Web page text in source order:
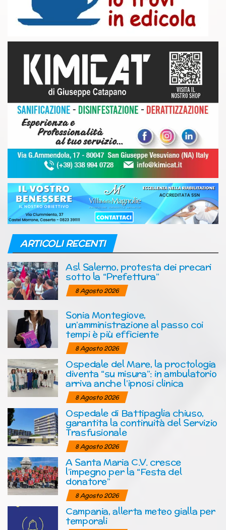
ARTICOLI RECENTI
Asl Salerno, protesta dei precari
sotto la “Prefettura”
8 Agosto 2026
Sonia Montegiove,
un’amministrazione al passo coi
tempi è più efficiente
8 Agosto 2026
Ospedale del Mare, la proctologia
diventa “su misura”: in ambulatorio
arriva anche l’ipnosi clinica
8 Agosto 2026
Ospedale di Battipaglia chiuso,
garantita la continuità del Servizio
Trasfusionale
8 Agosto 2026
A Santa Maria C.V. cresce
l’impegno per la “Festa del
donatore”
8 Agosto 2026
Campania, allerta meteo gialla per
temporali